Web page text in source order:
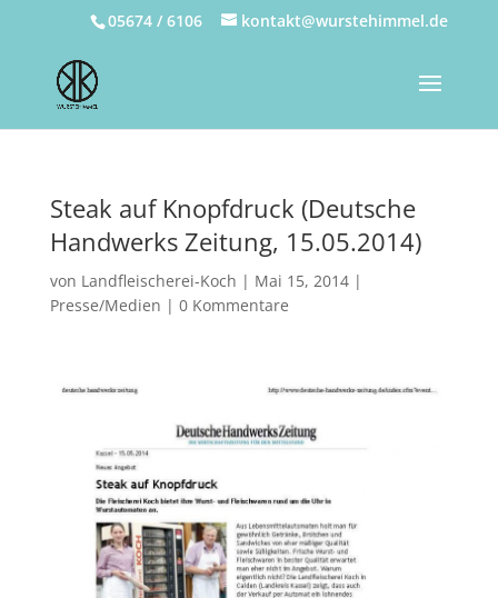
05674 / 6106 kontakt@wurstehimmel.de
Steak auf Knopfdruck (Deutsche
Handwerks Zeitung, 15.05.2014)
von Landfleischerei-Koch | Mai 15, 2014|
Presse/Medien | 0 Kommentare